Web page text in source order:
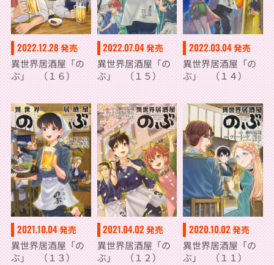
2022.12.28 発売
異世界居酒屋「の
ぶ」 （１６）
2022.07.04発売
異世界居酒屋「の
ぶ」 （１５）
2022.03.04発売
異世界居酒屋「の
ぶ」 （１４）
2021.10.04発売
異世界居酒屋「の
ぶ」 （１３）
2021.04.02発売
異世界居酒屋「の
ぶ」 （１２）
2020.10.02 発売
異世界居酒屋「の
ぶ」 （１１）